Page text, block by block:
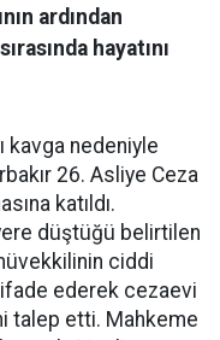
ardından
hayatını
kavga nedeniyle
26. Asliye Ceza
katıldı.
düştüğü belirtilen
ciddi
ifade ederek cezaevi
talep etti. Mahkeme